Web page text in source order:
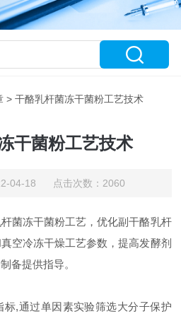
> 干酪乳杆菌冻干菌粉工艺技术
干菌粉工艺技术
04-18 点击次数：2060
冻干菌粉工艺，优化副干酪乳杆
空冷冻干燥工艺参数，提高发酵剂
备提供指导。
,通过单因素实验筛选大分子保护